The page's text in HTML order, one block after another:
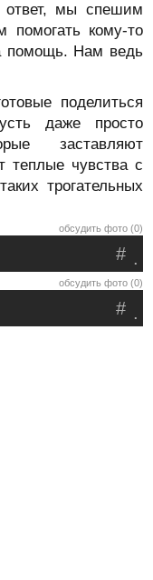
ответ, мы спешим
помогать кому-то
помощь. Нам ведь
поделиться
даже просто
заставляют
теплые чувства с
трогательных
обсудить фото (0)
.
#
обсудить фото (0)
.
#